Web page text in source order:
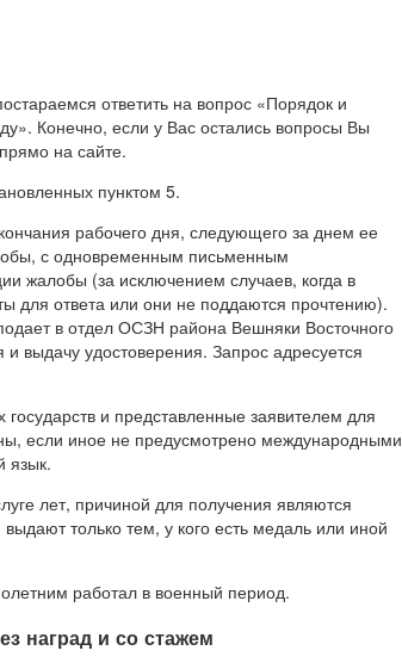
ответить на вопрос «Порядок и
Конечно, если у Вас остались вопросы Вы
на сайте.
пунктом 5.
рабочего дня, следующего за днем ее
с одновременным письменным
жалобы (за исключением случаев, когда в
для ответа или они не поддаются прочтению).
в отдел ОСЗН района Вешняки Восточного
выдачу удостоверения. Запрос адресуется
и представленные заявителем для
если иное не предусмотрено международными
язык.
лет, причиной для получения являются
только тем, у кого есть медаль или иной
работал в военный период.
наград и со стажем